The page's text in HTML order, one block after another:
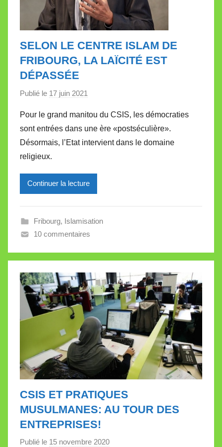
SELON LE CENTRE ISLAM DE
FRIBOURG, LA LAÏCITÉ EST
DÉPASSÉE
Publié le 17 juin 2021
r
M
i
i
l
e
V
l
l
e
t
t
e
Pour le grand manitou du CSIS, les démocraties
sont entrées dans une ère «postséculière».
Désormais, l’Etat intervient dans le domaine
religieux.
Continuer la lecture
Fribourg, Islamisation
10 commentaires
CSIS ET PRATIQUES
MUSULMANES: AU TOUR DES
ENTREPRISES!
Publié le 15 novembre 2020